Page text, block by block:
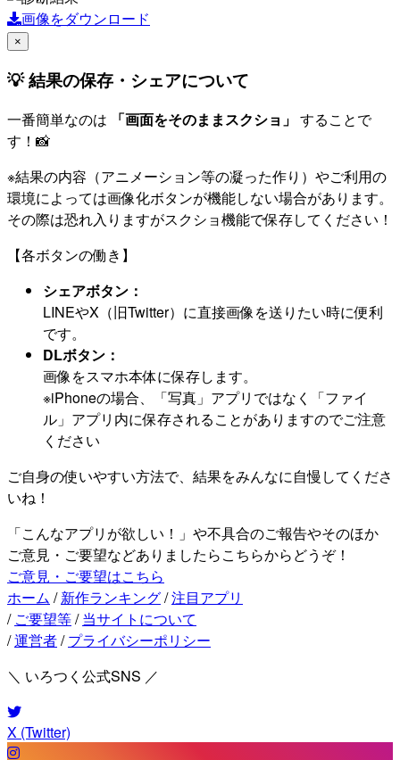
画像をダウンロード
×
💡 結果の保存・シェアについて
一番簡単なのは 「画面をそのままスクショ」 することで
す！📸
※結果の内容（アニメーション等の凝った作り）やご利用の
環境によっては画像化ボタンが機能しない場合があります。
その際は恐れ入りますがスクショ機能で保存してください！
【各ボタンの働き】
シェアボタン：
LINEやX（旧Twitter）に直接画像を送りたい時に便利
です。
DLボタン：
画像をスマホ本体に保存します。
※iPhoneの場合、「写真」アプリではなく「ファイ
ル」アプリ内に保存されることがありますのでご注意
ください
ご自身の使いやすい方法で、結果をみんなに自慢してくださ
いね！
「こんなアプリが欲しい！」や不具合のご報告やそのほか
ご意見・ご要望などありましたらこちらからどうぞ！
ご意見・ご要望はこちら
ホーム / 新作ランキング/注目アプリ
/ ご要望等/ 当サイトについて
/運営者/ プライバシーポリシー
＼ いろつく公式SNS ／
X (Twitter)